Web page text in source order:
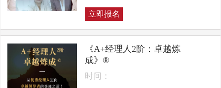
立即报名
《A+经理人2阶：卓越炼
成》®
时间：